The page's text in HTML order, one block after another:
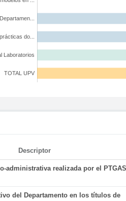
TOTAL UPV
Laboratorios
do...
Descriptor
administrativa realizada por el PTGAS
del Departamento en los títulos de